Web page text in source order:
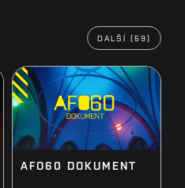
DALŠÍ (59)
AFO60 DOKUMENT